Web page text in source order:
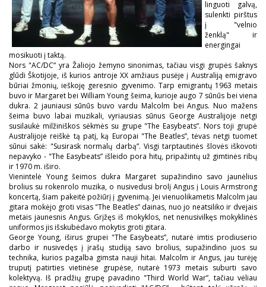
linguoti galvą,
sulenkti pirštus
į "velnio
ženklą" ir
energingai
mosikuoti į taktą.
Nors "AC/DC” yra Žaliojo žemyno sinonimas, tačiau visgi grupės šaknys
glūdi Škotijoje, iš kurios antroje XX amžiaus pusėje į Australiją emigravo
būriai žmonių, ieškoję geresnio gyvenimo. Tarp emigrantų 1963 metais
buvo ir Margaret bei William Young šeima, kurioje augo 7 sūnūs bei viena
dukra. 2 jauniausi sūnūs buvo vardu Malcolm bei Angus. Nuo mažens
šeima buvo labai muzikali, vyriausias sūnus George Australijoje netgi
susilaukė milžiniškos sėkmės su grupe "The Easybeats”. Nors toji grupė
Australijoje reiškė tą patį, ką Europai "The Beatles”, tėvas netgi tuomet
sūnui sakė: "Susirask normalų darbą”. Visgi tarptautinės šlovės iškovoti
nepavyko - "The Easybeats” išleido pora hitų, pripažintų už gimtinės ribų
ir 1970 m. iširo.
Vienintelė Young šeimos dukra Margaret supažindino savo jaunėlius
brolius su rokenrolo muzika, o nusivedusi brolį Angus į Louis Armstrong
koncertą, šiam pakeitė požiūrį į gyvenimą. Jei vienuolikametis Malcolm jau
gitara mokėjo groti visas "The Beatles” dainas, nuo jo neatsiliko ir dvejais
metais jaunesnis Angus. Grįžęs iš mokyklos, net nenusivilkęs mokyklinės
uniformos jis išskubėdavo mokytis groti gitara.
George Young, iširus grupei "The Easybeats”, nutarė imtis prodiuserio
darbo ir nusivedęs į įrašų studiją savo brolius, supažindino juos su
technika, kurios pagalba gimsta nauji hitai. Malcolm ir Angus, jau turėję
truputį patirties vietinėse grupėse, nutarė 1973 metais suburti savo
kolektyvą. Iš pradžių grupę pavadino "Third World War”, tačiau vėliau